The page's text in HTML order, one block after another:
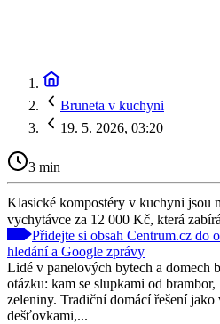
Bruneta v kuchyni
19. 5. 2026, 03:20
3 min
Klasické kompostéry v kuchyni jsou
vychytávce za 12 000 Kč, která
Přidejte si obsah Centrum.cz do
hledání a Google zprávy
Lidé v panelových bytech a domech
otázku: kam se slupkami od
zeleniny. Tradiční domácí řešení jako
dešťovkami,...